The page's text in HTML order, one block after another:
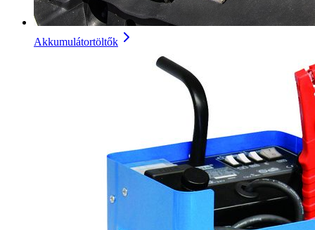
Akkumulátortöltők